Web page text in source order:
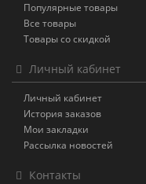
Популярные товары
Все товары
Товары со скидкой
Личный кабинет
Личный кабинет
История заказов
Мои закладки
Рассылка новостей
Контакты